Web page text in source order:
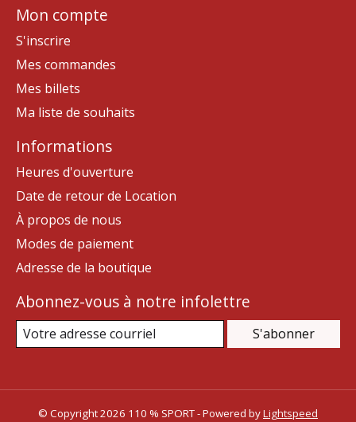
Mon compte
S'inscrire
Mes commandes
Mes billets
Ma liste de souhaits
Informations
Heures d'ouverture
Date de retour de Location
À propos de nous
Modes de paiement
Adresse de la boutique
Abonnez-vous à notre infolettre
S'abonner
© Copyright 2026 110 % SPORT - Powered byLightspeed